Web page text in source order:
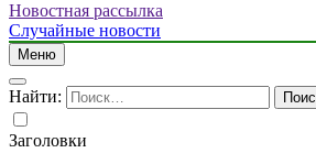
Новостная рассылка
Случайные новости
Меню
Найти:
Заголовки